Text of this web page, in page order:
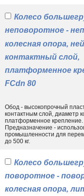
Колесо
неповоротное -
колесная опора,
контактный слой,
платформенное
FCdn 80
Обод - высокопрочный
контактным слой, диаметр
платформенное крепление.
Предназначение -
промышленности для
до 500 кг.
Колесо
поворотное -
колесная опора,